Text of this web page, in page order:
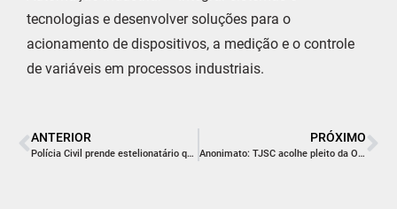
tecnologias e desenvolver soluções para o
acionamento de dispositivos, a medição e o controle
de variáveis em processos industriais.
ANTERIOR
Polícia Civil prende estelionatário que se passava por entrevistador de emprego
PRÓXIMO
Anonimato: TJSC acolhe pleito da OAB/SC e altera regramento em vara especial